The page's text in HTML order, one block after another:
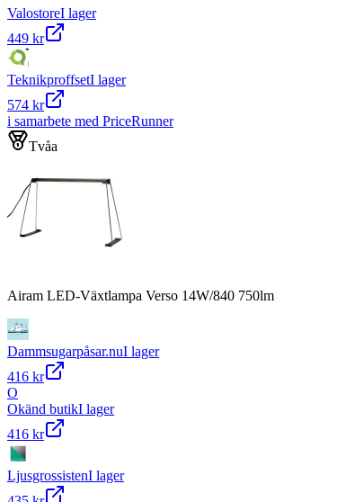
ValostoreI lager
449 kr
TeknikproffsetI lager
574 kr
i samarbete med PriceRunner
Tvåa
Airam LED-Växtlampa Verso 14W/840 750lm
Dammsugarpåsar.nuI lager
416 kr
O
Okänd butikI lager
416 kr
LjusgrossistenI lager